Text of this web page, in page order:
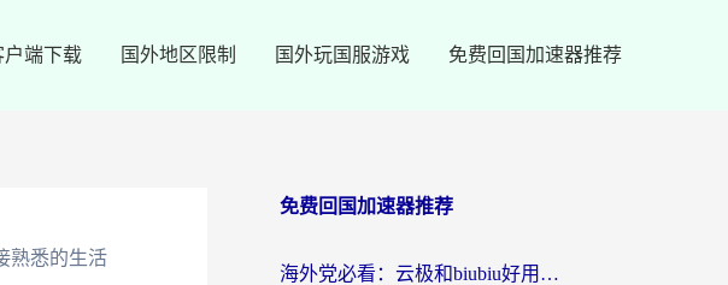
户端下载 国外地区限制 国外玩国服游戏 免费回国加速器推荐
熟悉的生活
免费回国加速器推荐
海外党必看：云极和biubiu好用吗？3步选对回国加速器，无缝刷国内剧玩手游